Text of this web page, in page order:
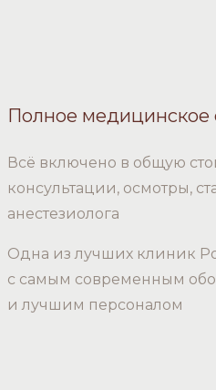
Полное
Всё включено в общую
консультации, осмотры,
анестезиолога
Одна из лучших клиник
с самым современным
и лучшим персоналом